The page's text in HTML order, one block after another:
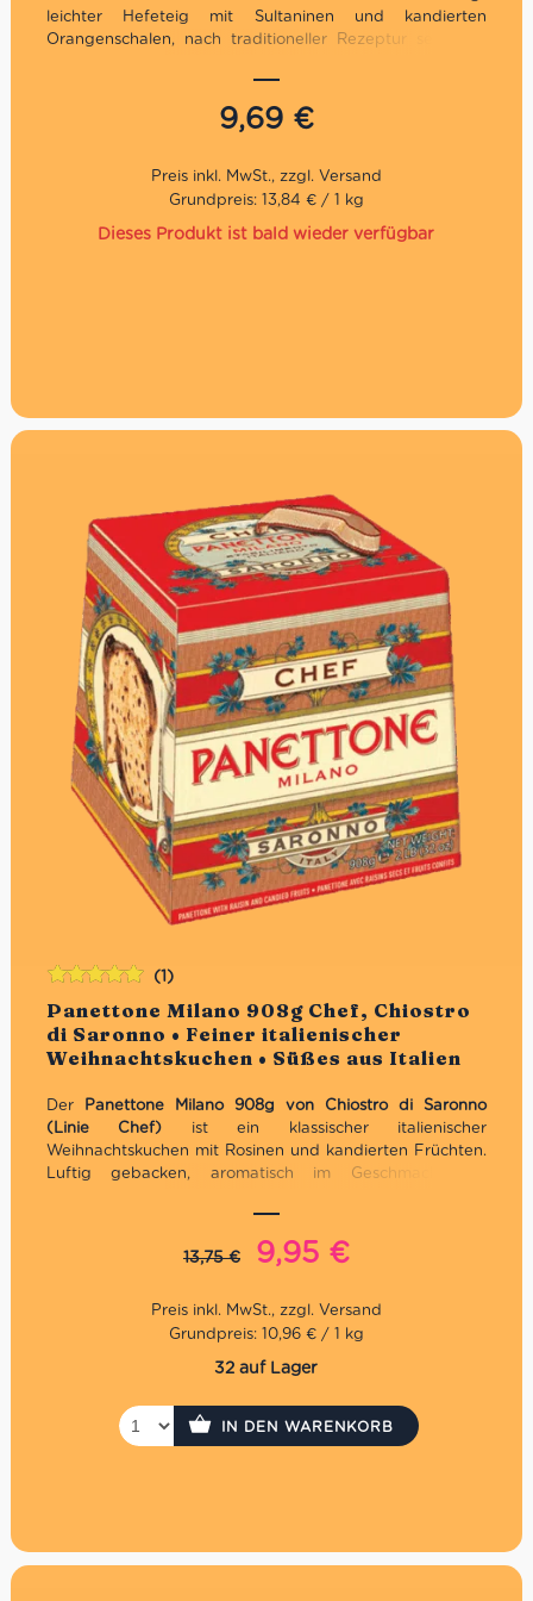
leichter Hefeteig mit Sultaninen und kandierten
Orangenschalen, nach traditioneller Rezeptur seit 1919.
Traditionelles Geschenk zu Weihnachten
Direkt aus Italien
9,69 €
Grundpreis: 13,84 € / 1 kg
Dieses Produkt ist bald wieder verfügbar
Panettone Milano 908g Chef, Chiostro
di Saronno • Feiner italienischer
Weihnachtskuchen • Süßes aus Italien
(1)
Der
Panettone Milano 908g von Chiostro di Saronno
(Linie Chef) ist ein klassischer italienischer
Weihnachtskuchen mit Rosinen und kandierten Früchten.
Luftig gebacken, aromatisch im Geschmack und
Klassischer Panettone mit Rosinen und kandierten
Traditionelle Herstellung, luftiger Teig, fein-fruchtiger
13,75€
Ursprünglicher
war:
13,75 €
9,95 €Aktueller
ist:
9,95 €.
Bewertet
mit5.00von
5
Grundpreis: 10,96 € / 1 kg
32 auf Lager
IN DEN WARENKORB